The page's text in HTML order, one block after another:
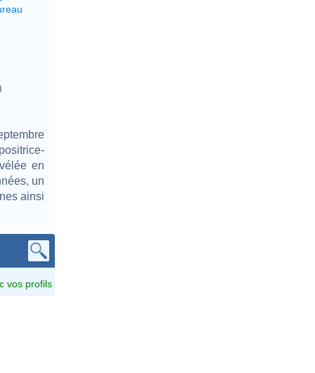
en
un
ainsi
vos profils